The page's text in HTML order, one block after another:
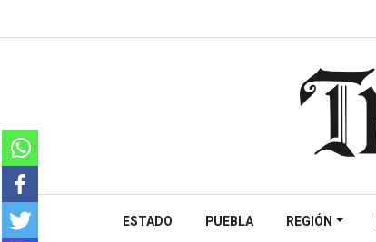
ESTADO PUEBLA REGIÓN